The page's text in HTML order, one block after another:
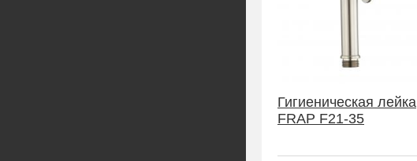
Гигиеническая лейка
FRAP F21-35